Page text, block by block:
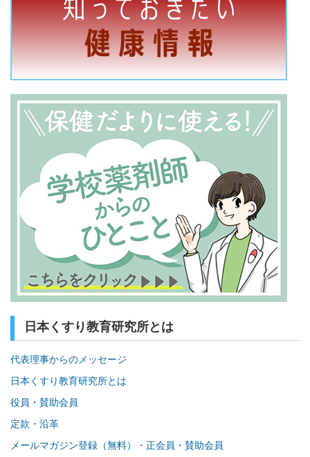
日本くすり教育研究所とは
代表理事からのメッセージ
日本くすり教育研究所とは
役員・賛助会員
定款・沿革
メールマガジン登録（無料）・正会員・賛助会員